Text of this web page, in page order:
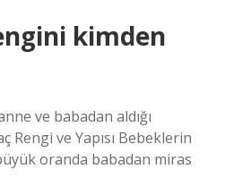
kimden
ve babadan aldığı
Rengi ve Yapısı Bebeklerin
oranda babadan miras